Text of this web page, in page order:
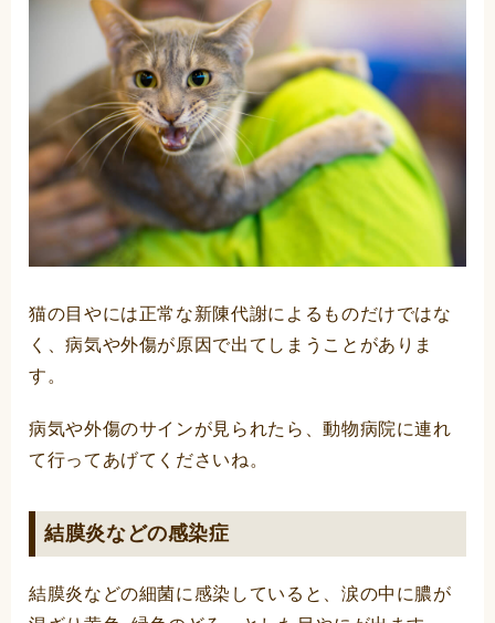
猫の目やには正常な新陳代謝によるものだけではな
く、病気や外傷が原因で出てしまうことがありま
す。
病気や外傷のサインが見られたら、動物病院に連れ
て行ってあげてくださいね。
結膜炎などの感染症
結膜炎などの細菌に感染していると、涙の中に膿が